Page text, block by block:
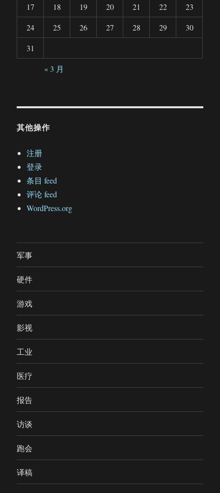
17
18 19 20 21 22
23
24
25 26 27 28 29
30
31
« 3 月
其他操作
注册
登录
条目 feed
评论 feed
WordPress.org
军事
硬件
游戏
影视
工业
医疗
报告
访谈
跑会
译稿